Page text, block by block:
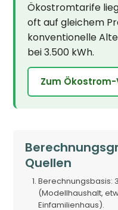
Ökostromtarife
oft auf gleichem
konventionelle
bei 3.500 kWh.
Zum
Quellen
Berechnungsbasis:
(Modellhaushalt,
Einfamilienhaus).